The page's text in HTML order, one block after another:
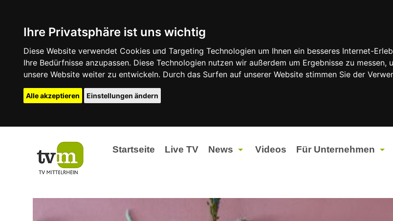
Ihre Privatsphäre ist uns wichtig
Diese Website verwendet Cookies und Targeting Technologien um Ihnen ein besseres Internet-
Ihre Bedürfnisse anzupassen. Diese Technologien nutzen wir außerdem um Ergebnisse zu
unsere Website weiter zu entwickeln. Durch das Surfen auf unserer Website stimmen Sie der
Alle akzeptieren Einstellungen ändern
Startseite Live TV News
Landtagswahlen 2026
Videos Für Unternehmen